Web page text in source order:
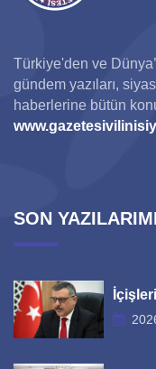
Türkiye'den ve
gündem yazıları,
haberlerine bütün
SON